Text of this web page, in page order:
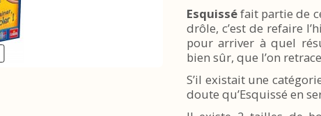
Esquisséfait partie de
drôle, c’est de refaire
pour arriver à quel
bien sûr, que l’on
S’il existait une
doute qu’Esquissé en